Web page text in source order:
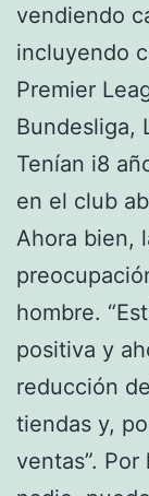
vendiendo
incluyendo
Premier
Bundesliga,
Tenían i8
en el club
Ahora bien,
hombre.
positiva y
reducción
tiendas y,
ventas”.